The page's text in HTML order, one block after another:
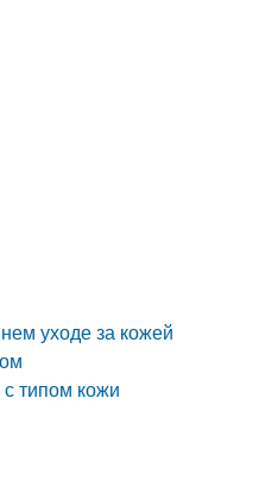
уходе за кожей
типом кожи